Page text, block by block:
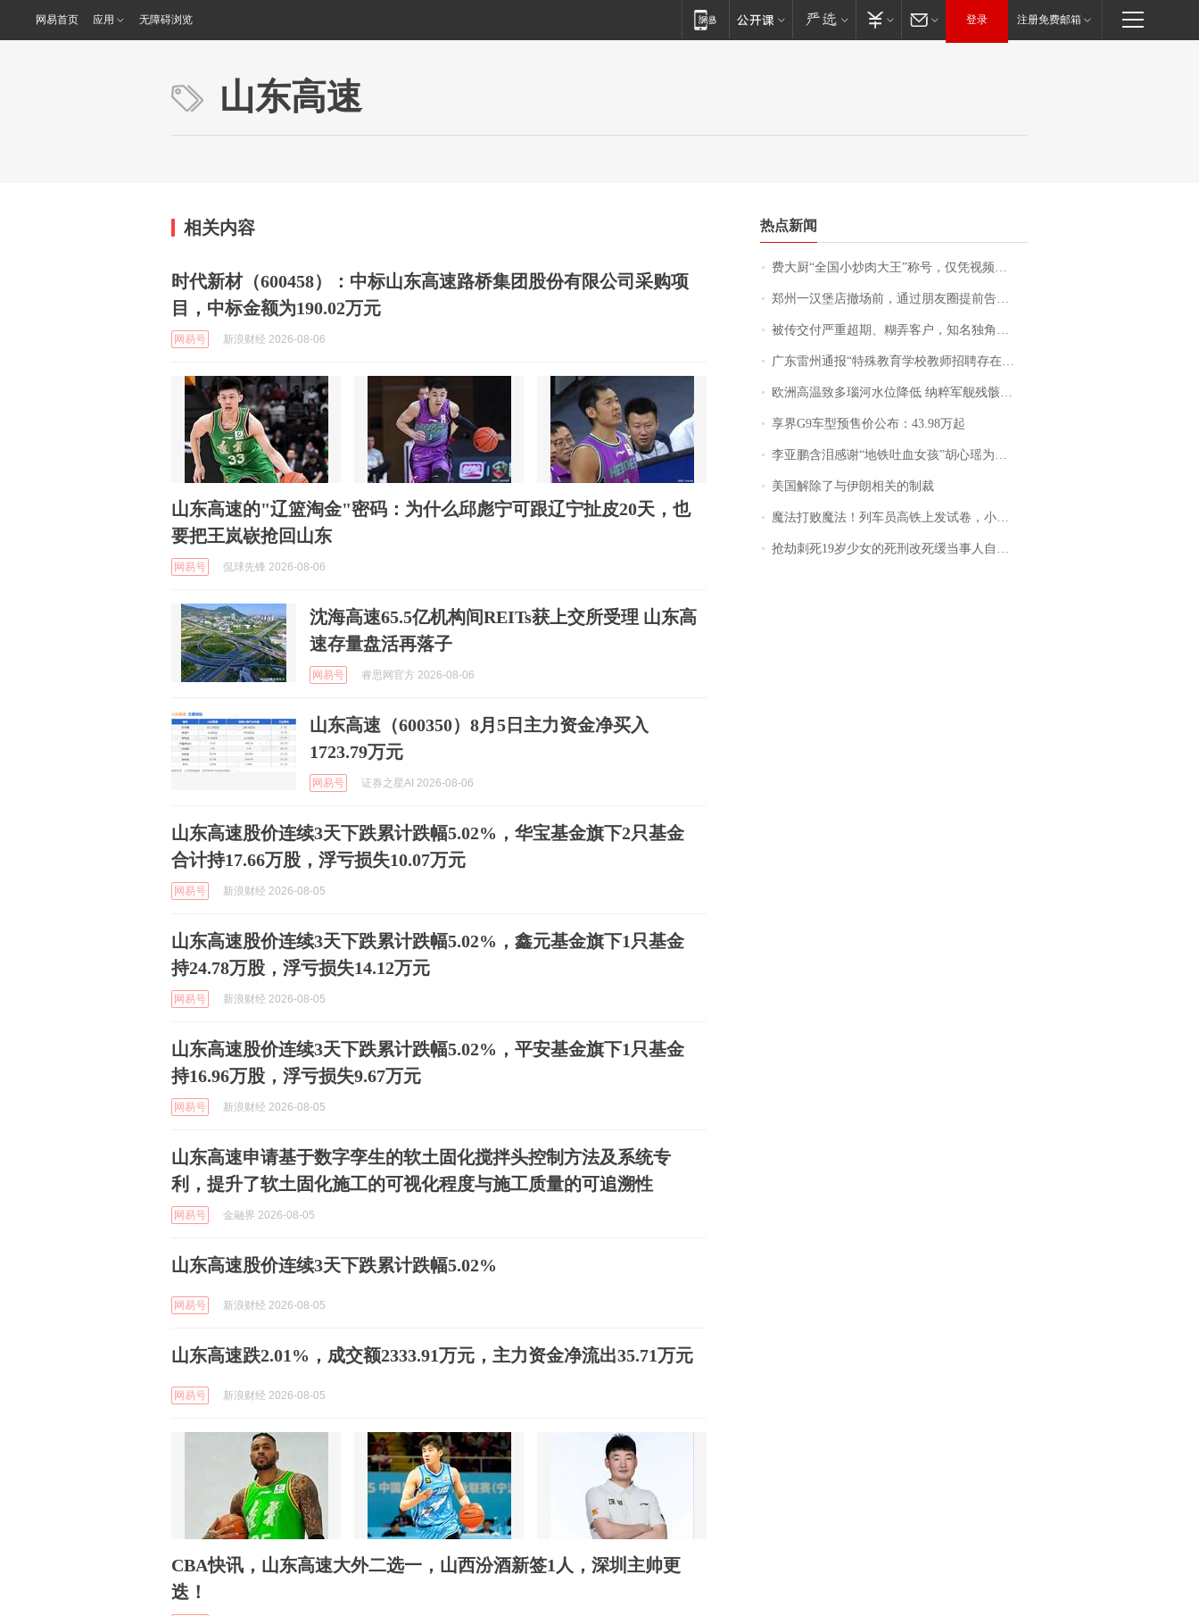
网易首页 应用 无障碍浏览 登录 注册免费邮箱
山东高速
相关内容
时代新材（600458）：中标山东高速路桥集团股份有限公司采购项
目，中标金额为190.02万元
网易号 新浪财经 2026-08-06
山东高速的"辽篮淘金"密码：为什么邱彪宁可跟辽宁扯皮20天，也
要把王岚嵚抢回山东
网易号 侃球先锋 2026-08-06
沈海高速65.5亿机构间REITs获上交所受理 山东高
速存量盘活再落子
网易号 睿思网官方 2026-08-06
山东高速（600350）8月5日主力资金净买入
1723.79万元
网易号 证券之星AI 2026-08-06
山东高速股价连续3天下跌累计跌幅5.02%，华宝基金旗下2只基金
合计持17.66万股，浮亏损失10.07万元
网易号 新浪财经 2026-08-05
山东高速股价连续3天下跌累计跌幅5.02%，鑫元基金旗下1只基金
持24.78万股，浮亏损失14.12万元
网易号 新浪财经 2026-08-05
山东高速股价连续3天下跌累计跌幅5.02%，平安基金旗下1只基金
持16.96万股，浮亏损失9.67万元
网易号 新浪财经 2026-08-05
山东高速申请基于数字孪生的软土固化搅拌头控制方法及系统专
利，提升了软土固化施工的可视化程度与施工质量的可追溯性
网易号 金融界 2026-08-05
山东高速股价连续3天下跌累计跌幅5.02%
网易号 新浪财经 2026-08-05
山东高速跌2.01%，成交额2333.91万元，主力资金净流出35.71万元
网易号 新浪财经 2026-08-05
CBA快讯，山东高速大外二选一，山西汾酒新签1人，深圳主帅更
迭！
热点新闻
费大厨“全国小炒肉大王”称号，仅凭视频评出？中国烹饪协会回应
郑州一汉堡店撤场前，通过朋友圈提前告知逐一退费，有顾客仅剩1元也全被退回，分文不少；顾客：言而有信，让人感动
被传交付严重超期、糊弄客户，知名独角兽车企创始人回应：都没证据，将依法采取措施，“本人长期与美国交管局保持沟通，对方表示肯定”
广东雷州通报“特殊教育学校教师招聘存在违规行为”：已启动问责程序 副校长被停职
欧洲高温致多瑙河水位降低 纳粹军舰残骸重见天日
享界G9车型预售价公布：43.98万起
李亚鹏含泪感谢“地铁吐血女孩”胡心瑶为嫣然天使捐99999元：这份捐赠太沉重，尊重其捐赠意愿，个人向胡心瑶和她的病友之家各捐赠99999元
美国解除了与伊朗相关的制裁
魔法打败魔法！列车员高铁上发试卷，小朋友一秒静音，12306回应：列车员个人行为，不是铁路规定
抢劫刺死19岁少女的死刑改死缓当事人自述：出狱11年间始终刻意躲避被害人家属